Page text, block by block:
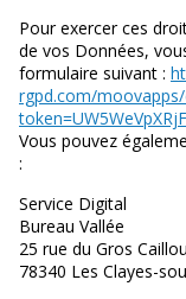
Pour exercer ces
de vos Données,
formulaire suivant :
rgpd.com/
Vous pouvez
:
Service Digital
Bureau Vallée
25 rue du Gros Caillou
78340 Les Clayes-